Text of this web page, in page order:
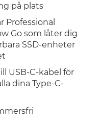
på plats
Professional
Go som låter dig
SSD-enheter
USB-C-kabel för
dina Type-C-